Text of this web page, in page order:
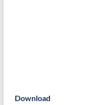
Download